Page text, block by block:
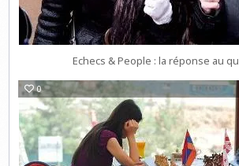
Echecs & People : la réponse au
0